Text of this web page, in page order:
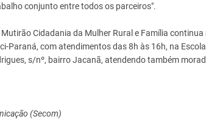
conjunto entre todos os parceiros".
Cidadania da Mulher Rural e Família
Paraná, com atendimentos das 8h às 16h, na
s/nº, bairro Jacanã, atendendo também
(Secom)